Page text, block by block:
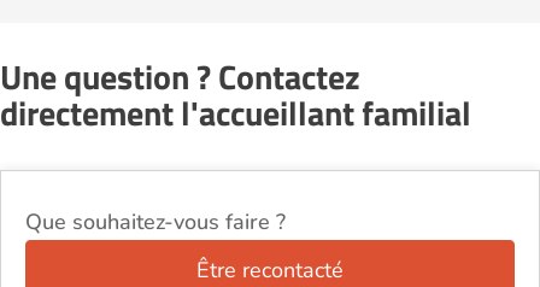
Une question ? Contactez
directement l'accueillant familial
Que souhaitez-vous faire ?
Être recontacté